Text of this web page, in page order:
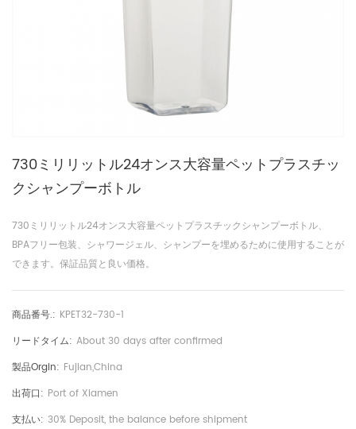
730ミリリットル24オンス大容量ペットプラスチッ
クシャンプーボトル
730ミリリットル24オンス大容量ペットプラスチックシャンプーボトル、
BPAフリー包装、シャワージェル、シャンプーを埋めるために使用することが
できます。保証品質と良い価格。
商品番号.: KPET32-730-1
リードタイム: About 30 days after confirmed
製品orgin: Fujian,China
出荷口: Port of Xiamen
支払い: 30% Deposit, the balance before shipment